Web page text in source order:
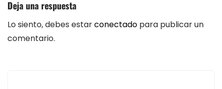
Deja una respuesta
Lo siento, debes estarconectado para publicar un
comentario.